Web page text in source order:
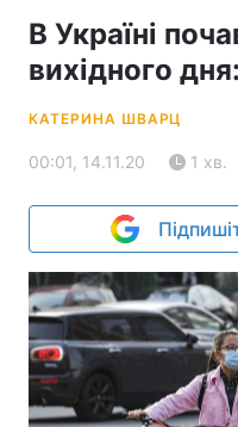
В Україні
вихідного
КАТЕРИНА ШВАРЦ
00:01, 14.11.20 1 хв.